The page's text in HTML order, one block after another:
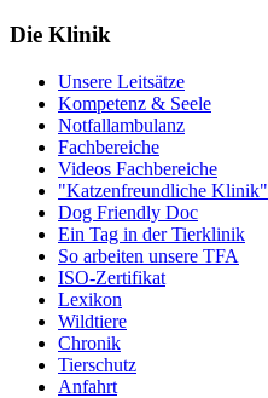
Die Klinik
Unsere Leitsätze
Kompetenz & Seele
Notfallambulanz
Fachbereiche
Videos Fachbereiche
"Katzenfreundliche Klinik"
Dog Friendly Doc
Ein Tag in der Tierklinik
So arbeiten unsere TFA
ISO-Zertifikat
Lexikon
Wildtiere
Chronik
Tierschutz
Anfahrt